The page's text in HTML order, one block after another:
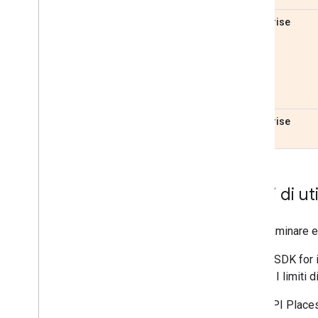
Enterprise
Enterprise
Limiti di
Per
Places SDK
Places. I limiti
API